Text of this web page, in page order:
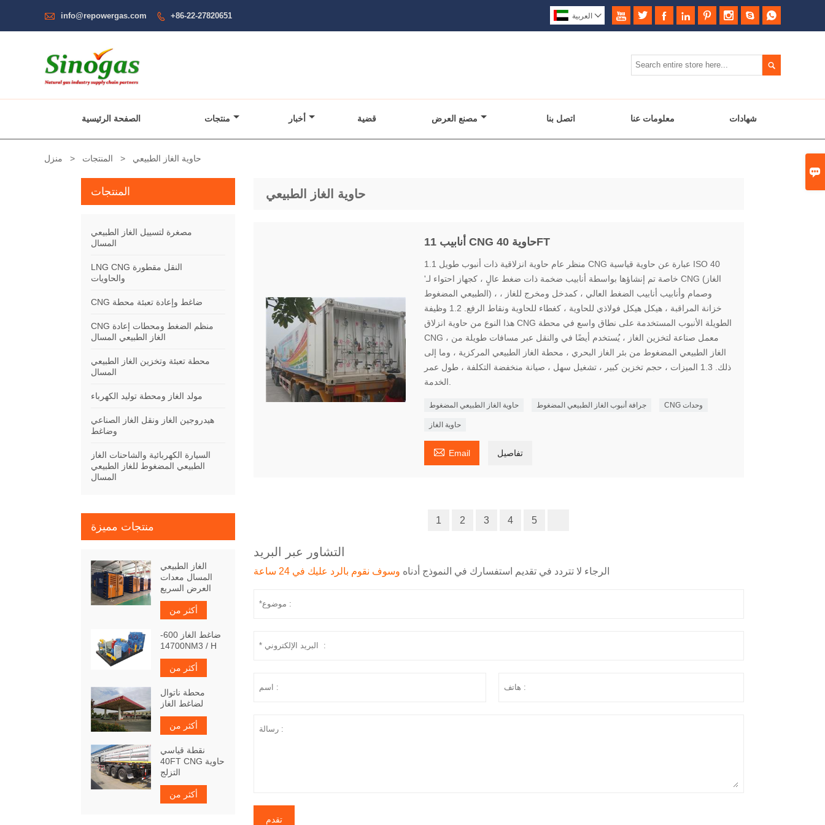

 info@repowergas.com  +86-22-27820651         العربية 

الصفحة الرئيسية منتجات أخبار قضية مصنع العرض اتصل بنا معلومات عنا شهادات
منزل > المنتجات > حاوية الغاز الطبيعي
حاوية الغاز الطبيعي
11 أنابيب CNG حاوية 40FT
1.1 منظر عام حاوية انزلاقية ذات أنبوب طويل CNG عبارة عن حاوية قياسية ISO 40
'خاصة تم إنشاؤها بواسطة أنابيب ضخمة ذات ضغط عالٍ ، كجهاز احتواء لـ CNG (الغاز
الطبيعي المضغوط) ، وصمام وأنابيب أنابيب الضغط العالي ، كمدخل ومخرج للغاز ،
خزانة المراقبة ، هيكل هيكل فولاذي للحاوية ، كغطاء للحاوية ونقاط الرفع. 1.2 وظيفة
هذا النوع من حاوية انزلاق CNG الطويلة الأنبوب المستخدمة على نطاق واسع في محطة
CNG ، معمل صناعة لتخزين الغاز ، يُستخدم أيضًا في والنقل عبر مسافات طويلة من
الغاز الطبيعي المضغوط من بئر الغاز البحري ، محطة الغاز الطبيعي المركزية ، وما إلى
ذلك. 1.3 الميزات ، حجم تخزين كبير ، تشغيل سهل ، صيانة منخفضة التكلفة ، طول عمر
حاوية الغاز الطبيعي المضغوط جرافة أنبوب الغاز الطبيعي المضغوط CNG وحدات
حاوية الغاز
 Email تفاصيل
1 2 3 4 5
التشاور عبر البريد
الرجاء لا تتردد في تقديم استفسارك في النموذج أدناه وسوف نقوم بالرد عليك في 24 ساعة
تقدم
المنتجات
مصغرة لتسييل الغاز الطبيعي
المسال
LNG CNG النقل مقطورة
والحاويات
CNG ضاغط وإعادة تعبئة محطة
CNG منظم الضغط ومحطات إعادة
الغاز الطبيعي المسال
محطة تعبئة وتخزين الغاز الطبيعي
المسال
مولد الغاز ومحطة توليد الكهرباء
هيدروجين الغاز ونقل الغاز الصناعي
وضاغط
السيارة الكهربائية والشاحنات الغاز
الطبيعي المضغوط للغاز الطبيعي
المسال
منتجات مميزة
الغاز الطبيعي
المسال معدات
العرض السريع
أكثر من
ضاغط الغاز 600-
14700NM3 / H
أكثر من
محطة ناتوال
لضاغط الغاز
أكثر من
نقطة قياسي
40FT CNG حاوية
التزلج
أكثر من